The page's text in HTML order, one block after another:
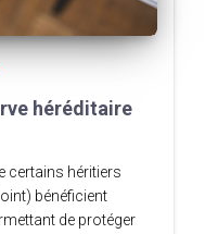
héréditaire
certains héritiers
bénéficient
de protéger